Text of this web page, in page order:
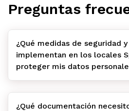
Preguntas
¿Qué medidas de seguridad
implementan en los locales
proteger mis datos
¿Qué documentación